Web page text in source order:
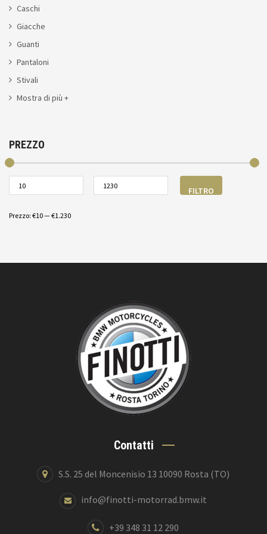
Caschi
Giacche
Guanti
Pantaloni
Stivali
Mostra di più +
PREZZO
FILTRO
Prezzo: €10—€1.230
Contatti
S.S. 25 del Moncenisio 13 10090 Rosta (TO)
info@finotti-motorrad.bmw.it
+39 348 31 12 290